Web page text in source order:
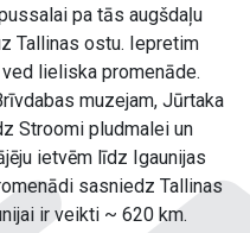
pa tās augšdaļu
Tallinas ostu. Iepretim
lieliska promenāde.
muzejam, Jūrtaka
Stroomi pludmalei un
ietvēm līdz Igaunijas
sasniedz Tallinas
ir veikti ~ 620 km.